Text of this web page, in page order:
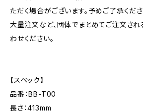
ただく場合がございます。予めご了承くださ
大量注文など、団体でまとめてご注文され
わせください。
【スペック】
品番：BB-T00
長さ：413mm